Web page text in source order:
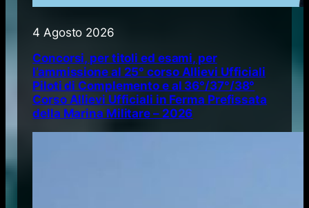
4 Agosto 2026
Concorsi, per titoli ed esami, per
l’ammissione al 25° corso Allievi Ufficiali
Piloti di Complemento e al 36°/37°/38°
Corso Allievi Ufficiali in Ferma Prefissata
della Marina Militare – 2026